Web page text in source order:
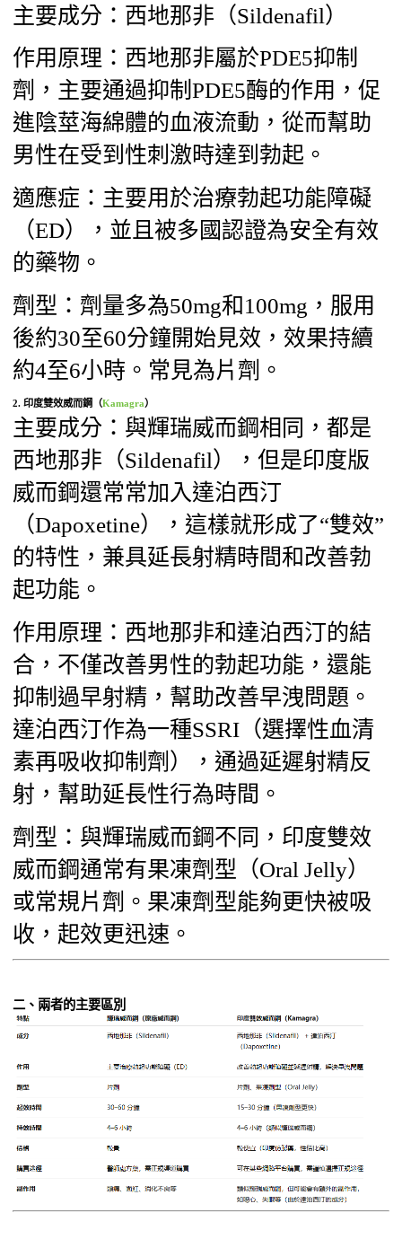
主要成分：西地那非（Sildenafil）
作用原理：西地那非屬於PDE5抑制
劑，主要通過抑制PDE5酶的作用，促
進陰莖海綿體的血液流動，從而幫助
男性在受到性刺激時達到勃起。
適應症：主要用於治療勃起功能障礙
（ED），並且被多國認證為安全有效
的藥物。
劑型：劑量多為50mg和100mg，服用
後約30至60分鐘開始見效，效果持續
約4至6小時。常見為片劑。
2.印度雙效威而鋼（Kamagra）
主要成分：與輝瑞威而鋼相同，都是
西地那非（Sildenafil），但是印度版
威而鋼還常常加入達泊西汀
（Dapoxetine），這樣就形成了“雙效”
的特性，兼具延長射精時間和改善勃
起功能。
作用原理：西地那非和達泊西汀的結
合，不僅改善男性的勃起功能，還能
抑制過早射精，幫助改善早洩問題。
達泊西汀作為一種SSRI（選擇性血清
素再吸收抑制劑），通過延遲射精反
射，幫助延長性行為時間。
劑型：與輝瑞威而鋼不同，印度雙效
威而鋼通常有果凍劑型（Oral Jelly）
或常規片劑。果凍劑型能夠更快被吸
收，起效更迅速。
二、兩者的主要區別